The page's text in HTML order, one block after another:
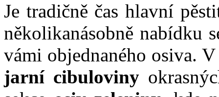
Je tradičně čas hlavní
několikanásobně nabídku
vámi objednaného osiva.
jarní cibuloviny